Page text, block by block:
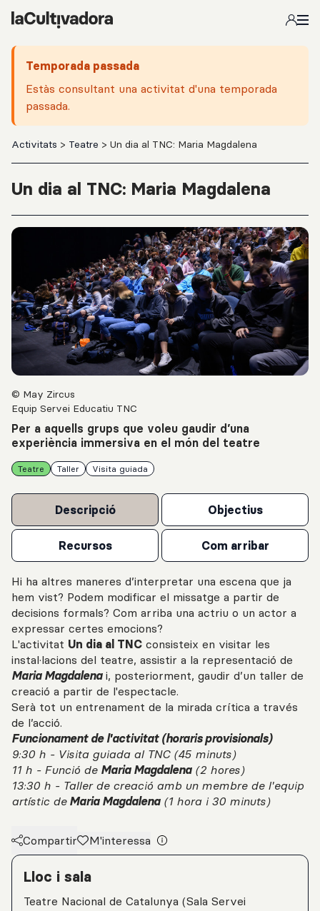
Salta al contingut principal
Temporada passada
Estàs consultant una activitat d'una temporada
passada.
Activitats > Teatre > Un dia al TNC: Maria Magdalena
Un dia al TNC: Maria Magdalena
© May Zircus
Equip Servei Educatiu TNC
Per a aquells grups que voleu gaudir d’una
experiència immersiva en el món del teatre
Teatre Taller Visita guiada
Descripció Objectius
Recursos Com arribar
Hi ha altres maneres d’interpretar una escena que ja
hem vist? Podem modificar el missatge a partir de
decisions formals? Com arriba una actriu o un actor a
expressar certes emocions?
L'activitat Un dia al TNC consisteix en visitar les
instal·lacions del teatre, assistir a la representació de
Maria Magdalenai, posteriorment, gaudir d’un taller de
creació a partir de l'espectacle.
Serà tot un entrenament de la mirada crítica a través
de l’acció.
Funcionament de l'activitat (horaris provisionals)
9:30 h - Visita guiada al TNC (45 minuts)
11 h - Funció de Maria Magdalena(2 hores)
13:30 h - Taller de creació amb un membre de l'equip
artístic deMaria Magdalena(1 hora i 30 minuts)
Compartir
M'interessa
Detalls de l'activitat
Lloc i sala
Teatre Nacional de Catalunya (Sala Servei